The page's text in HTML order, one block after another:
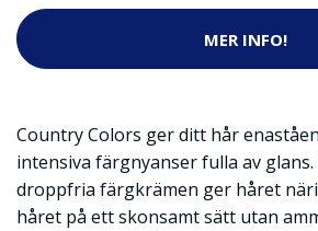
MER INFO!
Country Colors ger ditt hår
intensiva färgnyanser fulla av glans.
droppfria färgkrämen ger håret
håret på ett skonsamt sätt utan